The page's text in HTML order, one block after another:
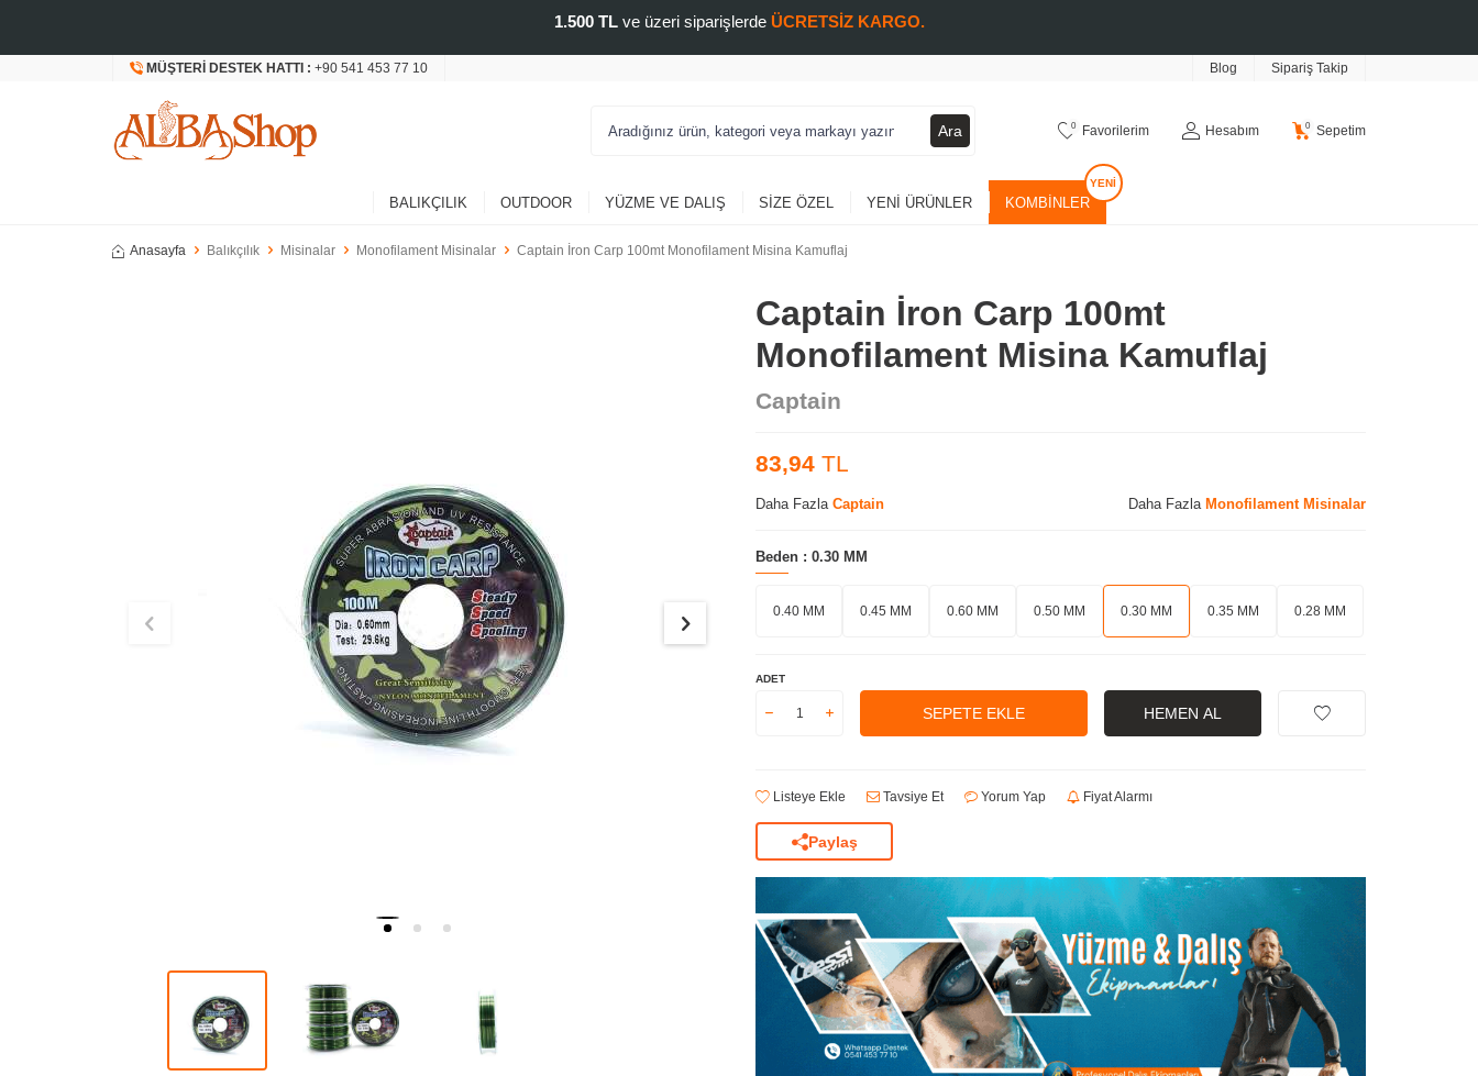
1.500 TLve üzeri siparişlerde ÜCRETSİZ KARGO.
MÜŞTERI DESTEK HATTI : +90 541 453 77 10 Blog Sipariş Takip
Ara 0 Favorilerim Hesabım 0 Sepetim
BALIKÇILIK OUTDOOR YÜZME VE DALIŞ SIZE ÖZEL YENI ÜRÜNLER KOMBINLER
Anasayfa Balıkçılık Misinalar Monofilament Misinalar Captain İron Carp 100mt Monofilament Misina Kamuflaj
Captain İron Carp 100mt
Monofilament Misina Kamuflaj
Captain
83,94 TL
Daha Fazla Captain Daha Fazla Monofilament Misinalar
Beden : 0.30 MM
0.40 MM 0.45 MM 0.60 MM 0.50 MM 0.30 MM 0.35 MM 0.28 MM
ADET
SEPETE EKLE HEMEN AL
Listeye Ekle Tavsiye Et Yorum Yap Fiyat Alarmı
Paylaş